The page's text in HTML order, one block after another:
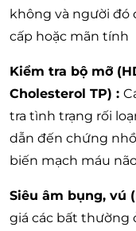
không và người đó
cấp hoặc mãn tính
Kiểm tra bộ mỡ
Cholesterol TP) :
tra tình trạng rối
dẫn đến chứng
biến mạch máu
Siêu âm bụng, vú
giá các bất thường